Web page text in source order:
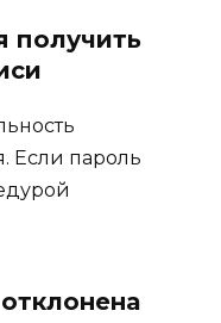
получить
Если пароль